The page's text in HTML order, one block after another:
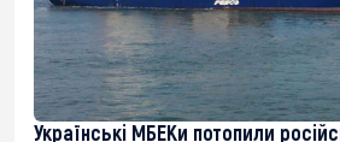
Українські МБЕКи потопили